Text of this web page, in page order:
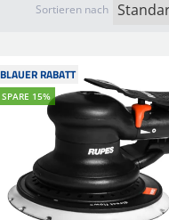
Sortieren nach
BLAUER RABATT
SPARE 15%